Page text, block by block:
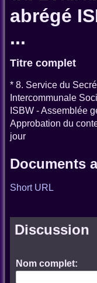
abrégé
...
Titre complet
* 8. Service du
Intercommunale
ISBW - Assemblée
Approbation du
jour
Documents
Short URL
Discussion
Nom complet: